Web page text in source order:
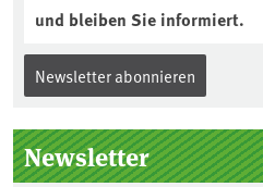
und bleiben Sie informiert.
Newsletter abonnieren
Newsletter